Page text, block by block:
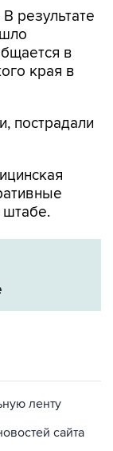
результате
в
края в
пострадали
штабе.
ленту
сайта